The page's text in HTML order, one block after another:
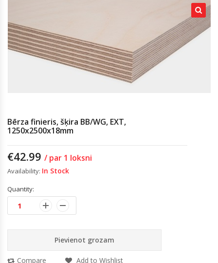
Bērza finieris, šķira BB/WG, EXT,
1250x2500x18mm
€42.99 / par 1 loksni
Availability: In Stock
Quantity:
Pievienot grozam
Compare
Add to Wishlist